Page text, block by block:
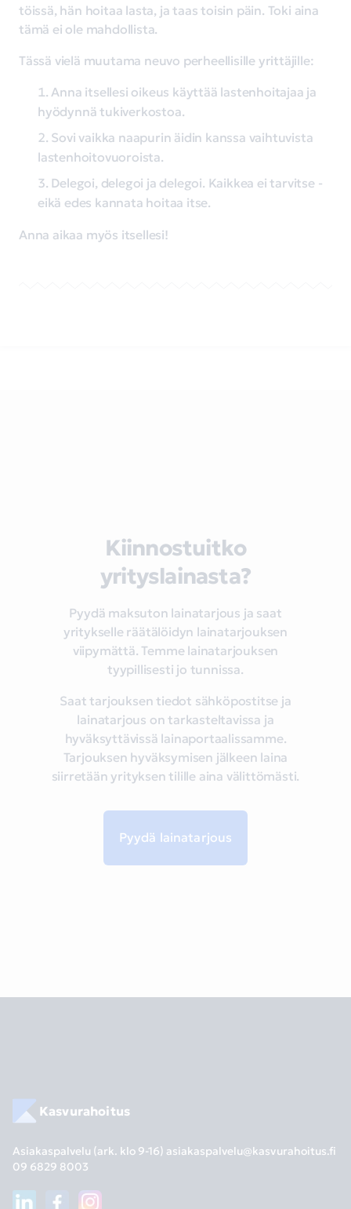
töissä, hän hoitaa lasta, ja taas toisin päin. Toki aina
tämä ei ole mahdollista.
Tässä vielä muutama neuvo perheellisille yrittäjille:
Anna itsellesi oikeus käyttää lastenhoitajaa ja
hyödynnä tukiverkostoa.
Sovi vaikka naapurin äidin kanssa vaihtuvista
lastenhoitovuoroista.
Delegoi, delegoi ja delegoi. Kaikkea ei tarvitse -
eikä edes kannata hoitaa itse.
Anna aikaa myös itsellesi!
Kiinnostuitko
yrityslainasta?
Pyydä maksuton lainatarjous ja saat
yritykselle räätälöidyn lainatarjouksen
viipymättä. Temme lainatarjouksen
tyypillisesti jo tunnissa.
Saat tarjouksen tiedot sähköpostitse ja
lainatarjous on tarkasteltavissa ja
hyväksyttävissä lainaportaalissamme.
Tarjouksen hyväksymisen jälkeen laina
siirretään yrityksen tilille aina välittömästi.
Pyydä lainatarjous
Kasvurahoitus
Asiakaspalvelu (ark. klo 9-16) asiakaspalvelu@kasvurahoitus.fi
09 6829 8003